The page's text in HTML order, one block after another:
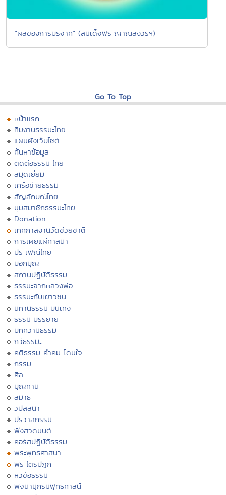
"ผลของการบริจาค" (สมเด็จพระญาณสังวรฯ)
Go To Top
หน้าแรก
ทีมงานธรรมะไทย
แผนผังเว็บไซต์
ค้นหาข้อมูล
ติดต่อธรรมะไทย
สมุดเยี่ยม
เครือข่ายธรรมะ
สัญลักษณ์ไทย
มุมสมาชิกธรรมะไทย
Donation
เทศกาลงานวัดช่วยชาติ
การเผยแผ่ศาสนา
ประเพณีไทย
บอกบุญ
สถานปฏิบัติธรรม
ธรรมะจากหลวงพ่อ
ธรรมะกับเยาวชน
นิทานธรรมะบันเทิง
ธรรมะบรรยาย
บทความธรรมะ
กวีธรรมะ
คติธรรม คำคม โดนใจ
กรรม
ศีล
บุญทาน
สมาธิ
วิปัสสนา
ปริวาสกรรม
ฟังสวดมนต์
คอร์สปฏิบัติธรรม
พระพุทธศาสนา
พระไตรปิฏก
หัวข้อธรรม
พจนานุกรมพุทธศาสน์